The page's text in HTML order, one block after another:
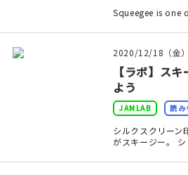
紙
本
はんこ
Squeegee is one
2020/12/18（金）
【ラボ】ス
よう
JAMLAB 読み
シルクスクリーン
がスキージー。 シ